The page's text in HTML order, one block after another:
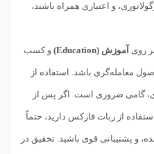
و اعتباری همراه باشند،
روی آموزش (Education) و کسب
معامله‌گری باشد. استفاده از
گامی ضروری است. اگر پس از
از ربات فارکس دارید، حتماً
و پشتیبانی قوی باشید. تحقیق در